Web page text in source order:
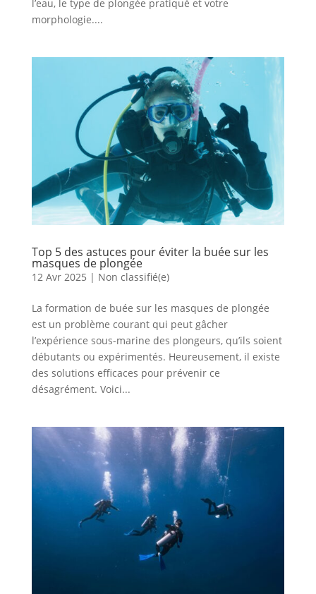
l’eau, le type de plongée pratiqué et votre
morphologie....
Top 5 des astuces pour éviter la buée sur les
masques de plongée
12 Avr 2025 | Non classifié(e)
La formation de buée sur les masques de plongée
est un problème courant qui peut gâcher
l’expérience sous-marine des plongeurs, qu’ils soient
débutants ou expérimentés. Heureusement, il existe
des solutions efficaces pour prévenir ce
désagrément. Voici...